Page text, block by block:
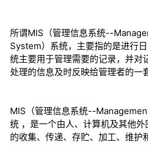
所谓MIS（管理信息系统--
System）系统，主要指的是进行
统主要用于管理需要的记录，并对
处理的信息及时反映给管理者的一
MIS（管理信息系统--
统 ，是一个由人、计算机及其他
的收集、传递、存贮、加工、维护